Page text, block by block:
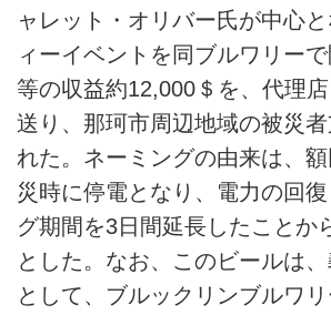
ャレット・オリバー氏が中心
ィーイベントを同ブルワリー
等の収益約12,000＄を、代理
送り、那珂市周辺地域の被災
れた。ネーミングの由来は、
災時に停電となり、電力の回
グ期間を3日間延長したことか
とした。なお、このビールは
として、ブルックリンブルワ